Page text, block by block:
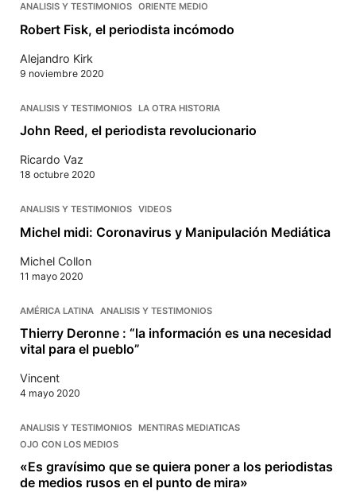
ANALISIS Y TESTIMONIOS ORIENTE MEDIO
Robert Fisk, el periodista incómodo
Alejandro Kirk
9 noviembre 2020
ANALISIS Y TESTIMONIOS LA OTRA HISTORIA
John Reed, el periodista revolucionario
Ricardo Vaz
18 octubre 2020
ANALISIS Y TESTIMONIOS VIDEOS
Michel midi: Coronavirus y Manipulación Mediática
Michel Collon
11 mayo 2020
AMÉRICA LATINA ANALISIS Y TESTIMONIOS
Thierry Deronne : “la información es una necesidad
vital para el pueblo”
Vincent
4 mayo 2020
ANALISIS Y TESTIMONIOS MENTIRAS MEDIATICAS
OJO CON LOS MEDIOS
«Es gravísimo que se quiera poner a los periodistas
de medios rusos en el punto de mira»